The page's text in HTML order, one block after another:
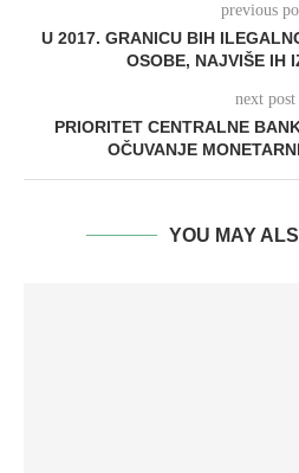
previous
U 2017. GRANICU BIH
OSOBE, NAJVIŠE IH
next post
PRIORITET CENTRALNE
OČUVANJE
YOU MAY